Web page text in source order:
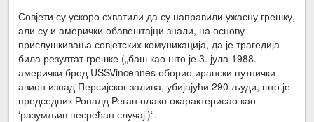
Совјети су ускоро схватили да су направили ужасну грешку,
али су и амерички обавештајци знали, на основу
прислушкивања совјетских комуникација, да је трагедија
била резултат грешке („баш као што је 3. јула 1988.
амерички брод USSVincennes оборио ирански путнички
авион изнад Персијског залива, убијајући 290 људи, што је
председник Роналд Реган олако окарактерисао као
‘разумљив несрећан случај’)“.